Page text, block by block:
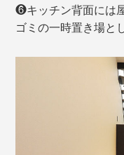
❻キッチン背面には
ゴミの一時置き場と